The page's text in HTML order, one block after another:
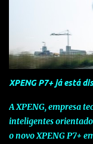
XPENG P7+ já está
A XPENG, empresa
inteligentes
o novo XPENG P7+